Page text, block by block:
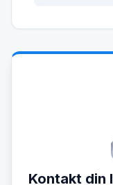
Kontakt din